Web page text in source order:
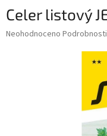
Celer listový
Průměrné
Neohodnoceno